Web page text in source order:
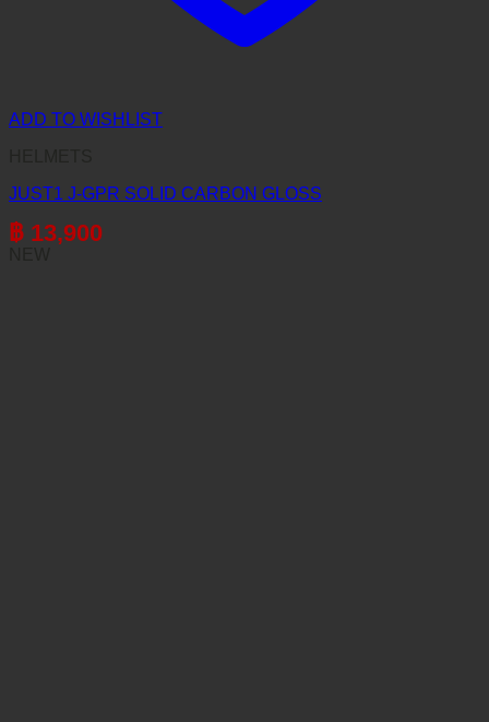
ADD TO WISHLIST
JUST1 J-GPR SOLID CARBON GLOSS
฿ 13,900